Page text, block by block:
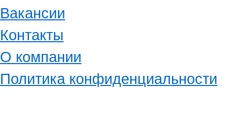
Вакансии
Контакты
О компании
Политика конфиденциальности